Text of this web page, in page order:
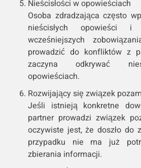
Nieścisłości w opowieściach
Osoba zdradzająca często
nieścisłych opowieści
wcześniejszych
prowadzić do konfliktów z
zaczyna odkrywać
opowieściach.
Rozwijający się związek
Jeśli istnieją konkretne
partner prowadzi związek
oczywiste jest, że doszło do
przypadku nie ma już
zbierania informacji.